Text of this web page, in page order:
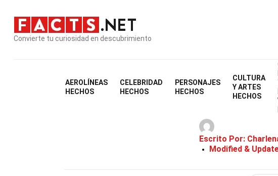
Convierte tu curiosidad en descubrimiento
AEROLÍNEAS
HECHOS
CELEBRIDAD
HECHOS
PERSONAJES
HECHOS
CULTURA
Y ARTES
HECHOS
31
Escrito Por:
Modified &